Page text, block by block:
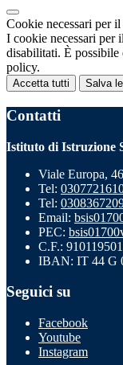
Cookie necessari per
I cookie necessari per
disabilitati. È possibile
policy.
Accetta tutti Salva
Contatti
Istituto di Istruzione
Viale Europa,
Tel:
Tel:
Email:
PEC:
C.F.:
IBAN: IT 44 G
Seguici su
Facebook
Youtube
Instagram